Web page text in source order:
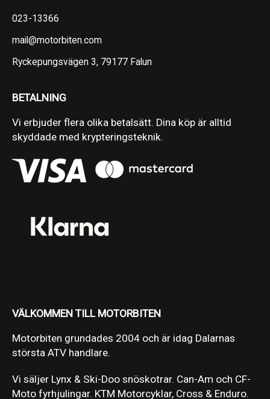
023-13366
mail@motorbiten.com
Ryckepungsvägen 3, 79177 Falun
BETALNING
Vi erbjuder flera olika betalsätt. Dina köp är alltid
skyddade med krypteringsteknik.
VÄLKOMMEN TILL MOTORBITEN
Motorbiten grundades 2004 och är idag Dalarnas
största ATV handlare.
Vi säljer Lynx & Ski-Doo snöskotrar. Can-Am och CF-
Moto fyrhjulingar. KTM Motorcyklar, Cross & Enduro.